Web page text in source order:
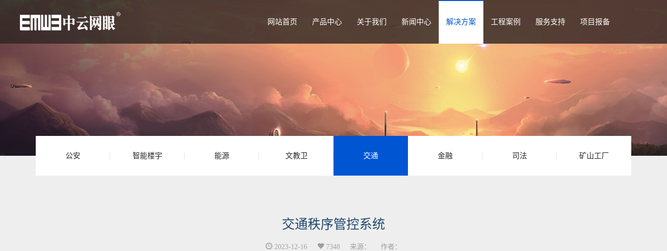
网站首页 产品中心 关于我们 新闻中心 解决方案 工程案例 服务支持 项目报备
公安 智能楼宇 能源 文教卫 交通 金融 司法 矿山工厂
交通秩序管控系统
2023-12-16 7348 来源： 作者：